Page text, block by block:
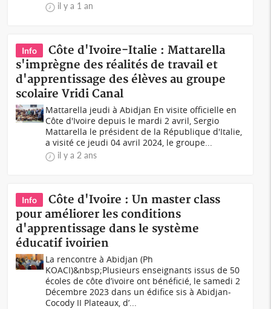
il y a 1 an
Info
Côte d'Ivoire-Italie : Mattarella
s'imprègne des réalités de travail et
d'apprentissage des élèves au groupe
scolaire Vridi Canal
Mattarella jeudi à Abidjan En visite officielle en
Côte d'Ivoire depuis le mardi 2 avril, Sergio
Mattarella le président de la République d'Italie,
a visité ce jeudi 04 avril 2024, le groupe...
il y a 2 ans
Info
Côte d'Ivoire : Un master class
pour améliorer les conditions
d'apprentissage dans le système
éducatif ivoirien
La rencontre à Abidjan (Ph
KOACI)&nbsp;Plusieurs enseignants issus de 50
écoles de côte d’ivoire ont bénéficié, le samedi 2
Décembre 2023 dans un édifice sis à Abidjan-
Cocody II Plateaux, d’...